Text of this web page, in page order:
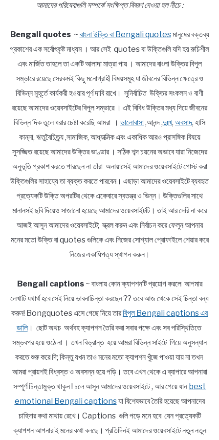
আমাদের পরিষেবাগুলি সম্পর্কে সংক্ষিপ্ত বিবরণ দেওয়া হল নীচে :
Bengali quotes~ বাংলা উক্তি বা Bengali quotesমানুষের বক্তব্য
প্রকাশের এক সর্বোৎকৃষ্ট মাধ্যম । আর সেই quotes বা উক্তিগুলি যদি হয় রুচিশীল
এবং মার্জিত তাহলে তা একটি আলাদা মাত্রা পায় । আমাদের বাংলা উক্তির বিপুল
সম্ভারে রয়েছে সেরকমই কিছু মনোগ্রাহী বিষয়সমূহ যা জীবনের বিভিন্ন ক্ষেত্রে ও
বিভিন্ন মুহূর্তে কার্যকরী হওয়ার পূর্ণ দাবি রাখে। সুনির্বাচিত উক্তির সংকলন ও বাণী
রয়েছে আমাদের ওয়েবসাইটের বিপুল সম্ভারে । এই বিবিধ উক্তির মধ্য দিয়ে জীবনের
বিভিন্ন দিক তুলে ধরার চেষ্টা করেছি আমরা । ভালোবাসা,আনন্দ ,দুঃখ, অবসাদ, হাসি
কান্না, ঋতুবৈচিত্র্য ,সামাজিক, আধ্যাত্মিক এবং একাধিক আরও প্রাসঙ্গিক বিষয়ে
সুসজ্জিত রয়েছে আমাদের উক্তির ভাণ্ডার । সঠিক শব্দ চয়নের অভাবে যারা নিজেদের
অনুভূতি প্রকাশ করতে পারছেন না তাঁরা অনায়াসেই আমাদের ওয়েবসাইটে পোস্ট করা
উক্তিগুলির সাহায্যে তা ব্যক্ত করতে পারবেন। এছাড়া আমাদের ওয়েবসাইটে ব্যবহৃত
প্রত্যেকটি উক্তি অপরটির থেকে একেবারে স্বতন্ত্র ও ভিন্ন। উক্তিগুলির সাথে
মানানসই ছবি দিয়েও সাজানো হয়েছে আমাদের ওয়েবসাইটটি। তাই আর দেরি না করে
আজই আসুন আমাদের ওয়েবসাইটে; স্ক্রল করুন এবং নির্বাচন করে ফেলুন আপনার
মনের মতো উক্তি বা quotes গুলিকে এবং নিজের সোশ্যাল প্রোফাইলে শেয়ার করে
নিজের একাধিপত্য স্থাপন করুন।
Bengali captions~ বাংলায় কোন ক্যাপশনটি প্রয়োগ করলে আপমার
লেখাটি যথার্থ হবে সেই নিয়ে ভাবনাচিন্তা করছেন ?? তবে আজ থেকে সেই চিন্তা বন্ধ
করুন! Bongquotes এসে গেছে নিয়ে তারবিপুল Bengali captions এর
ডালি। ছোট অথচ অর্থবহ ক্যাপশন তৈরি করা সবার পক্ষে এবং সব পরিস্থিতিতে
সম্ভবপর হয়ে ওঠে না । তখন বিভ্রান্ত হয়ে আমরা বিভিন্ন সাইটে গিয়ে অনুসন্ধান
করতে শুরু করে দি; কিন্তু যখন তাও মনের মতো ক্যাপশন খুঁজে পাওয়া যায় না তখন
আমরা প্রায়শই বিধ্বস্ত ও অবসন্ন হয়ে পড়ি। তবে এখন থেকে এ ব্যাপারে আপনারা
সম্পূর্ণ চিন্তামুক্ত থাকুন ! চলে আসুন আমাদের ওয়েবসাইটে , আর পেয়ে যান best
emotional Bengali captionsযা বিশেষভাবে তৈরি হয়েছে আপনাদের
চাহিদার কথা মাথায় রেখে। Captions গুলি পড়ে মনে হবে যেন প্রত্যেকটি
ক্যাপশন আপনার ই মনের কথা বলছে। প্রতিদিনই আমাদের ওয়েবসাইটে নতুন নতুন